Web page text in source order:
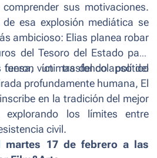
sus motivaciones.
esa explosión mediática se
ambicioso: Elias planea robar
del Tesoro del Estado para
fueron víctimas del colapso del
un trasfondo político
profundamente humana, El
en la tradición del mejor
explorando los límites entre
civil.
martes 17 de febrero a las